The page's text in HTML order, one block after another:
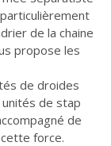
de la chaine
propose les
de droides
de stap
de
force.